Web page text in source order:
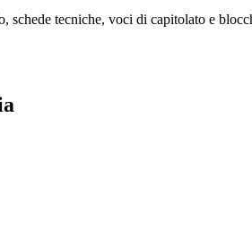
schede tecniche, voci di capitolato e